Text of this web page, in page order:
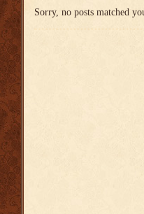
Sorry, no posts matched